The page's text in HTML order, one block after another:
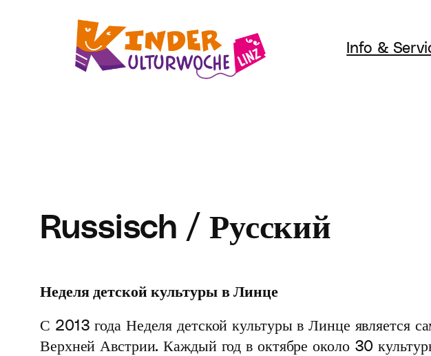
Info &
Russisch / Русский
Неделя детской культуры в Линце
С 2013 года Неделя детской культуры в Линце является
Верхней Австрии. Каждый год в октябре около 30